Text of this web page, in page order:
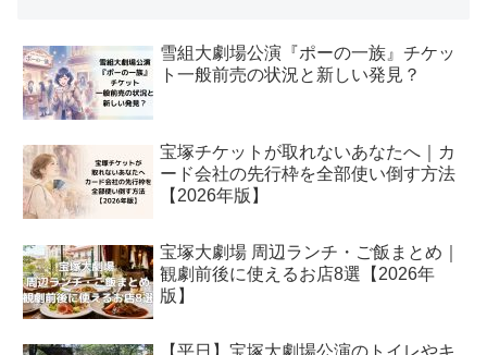
雪組大劇場公演『ポーの一族』チケッ
ト一般前売の状況と新しい発見？
宝塚チケットが取れないあなたへ｜カ
ード会社の先行枠を全部使い倒す方法
【2026年版】
宝塚大劇場 周辺ランチ・ご飯まとめ｜
観劇前後に使えるお店8選【2026年
版】
【平日】宝塚大劇場公演のトイレやキ